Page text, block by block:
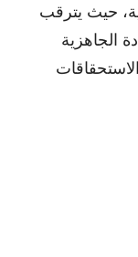
حيث يترقب
الجاهزية